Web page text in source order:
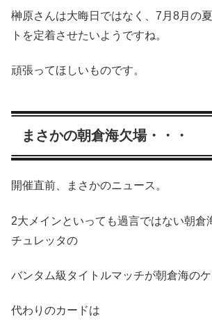
榊原さんは大晦日ではなく、7月8月の
トを定着させたいようですね。
頑張ってほしいものです。
まさかの朝倉海欠場・・・
開催直前、まさかのニュース。
2大メインといっても過言ではない朝
チュレッタの
バンタム級タイトルマッチが朝倉海のケ
代わりのカードは